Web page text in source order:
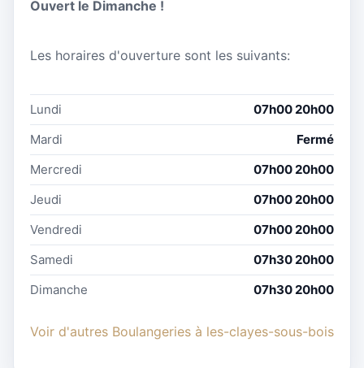
Ouvert le Dimanche !
Les horaires d'ouverture sont les suivants:
Lundi
07h00 20h00
Mardi
Fermé
Mercredi
07h00 20h00
Jeudi
07h00 20h00
Vendredi
07h00 20h00
Samedi
07h30 20h00
Dimanche
07h30 20h00
Voir d'autres Boulangeries à les-clayes-sous-bois